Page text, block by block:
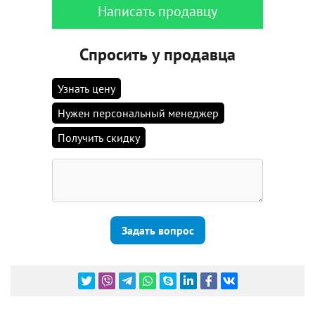
Написать продавцу
Спросить у продавца
Узнать цену
Нужен персональный менеджер
Получить скидку
Задать вопрос